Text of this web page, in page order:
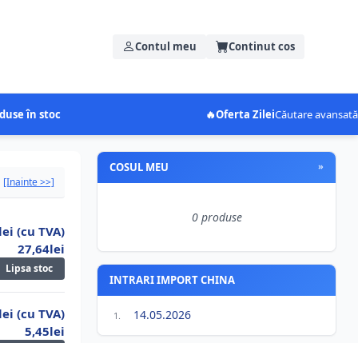
Contul meu Continut cos
în stoc 🔥Oferta ZileiCăutare avansată
[Inainte >>]
(cu TVA)
27,64lei
Lipsa stoc
(cu TVA)
5,45lei
COSUL MEU »
0 produse
INTRARI IMPORT CHINA
1. 14.05.2026